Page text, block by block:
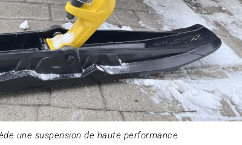
une suspension de haute performance